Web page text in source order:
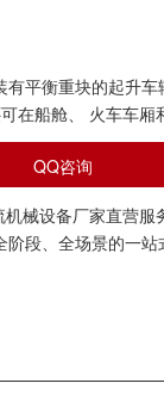
平衡重块的起升
在船舱、 火车车厢
QQ咨询
械设备厂家直营
段、全场景的一站